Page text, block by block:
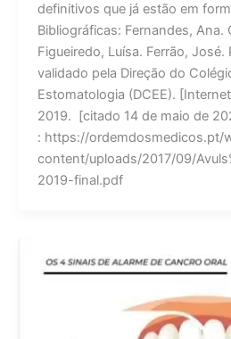
definitivos que já estão em
Bibliográficas: Fernandes, Ana.
Figueiredo, Luísa. Ferrão,
validado pela Direção do
Estomatologia (DCEE).
2019. [citado 14 de maio de
: https://ordemdosmedicos.pt/
content/uploads/2017/09/
2019-final.pdf